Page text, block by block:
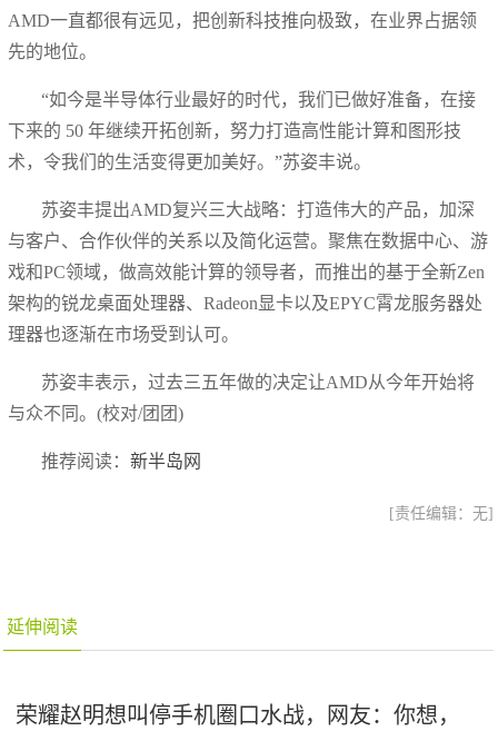
AMD一直都很有远见，把创新科技推向极致，在业界占据领
先的地位。
“如今是半导体行业最好的时代，我们已做好准备，在接
下来的 50 年继续开拓创新，努力打造高性能计算和图形技
术，令我们的生活变得更加美好。”苏姿丰说。
苏姿丰提出AMD复兴三大战略：打造伟大的产品，加深
与客户、合作伙伴的关系以及简化运营。聚焦在数据中心、游
戏和PC领域，做高效能计算的领导者，而推出的基于全新Zen
架构的锐龙桌面处理器、Radeon显卡以及EPYC霄龙服务器处
理器也逐渐在市场受到认可。
苏姿丰表示，过去三五年做的决定让AMD从今年开始将
与众不同。(校对/团团)
推荐阅读：新半岛网
[责任编辑：无]
延伸阅读
荣耀赵明想叫停手机圈口水战，网友：你想，